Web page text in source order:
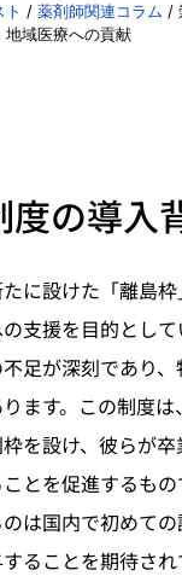
/ 薬剤師関連コラム /
地域医療への貢献
度の導入
に設けた「離島
支援を目的とし
足が深刻であり
ます。この制度
を設け、彼らが
とを促進するも
は国内で初めて
ることを期待され